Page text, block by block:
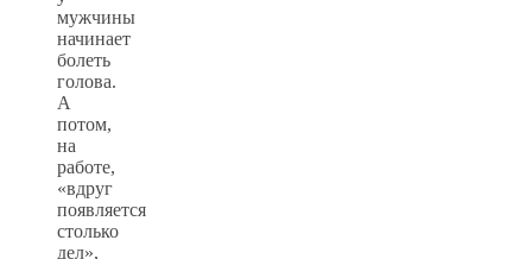
мужчины
начинает
болеть
голова.
А
потом,
на
работе,
«вдруг
появляется
столько
дел»,